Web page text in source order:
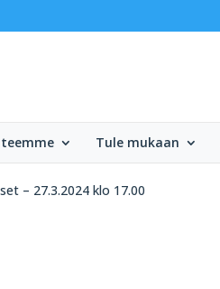
Tule mukaan
– 27.3.2024 klo 17.00